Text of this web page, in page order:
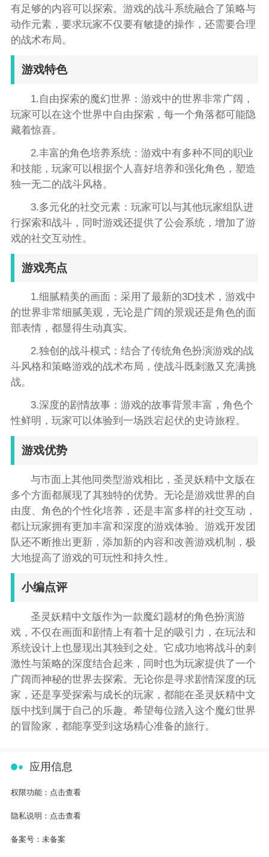
有足够的内容可以探索。游戏的战斗系统融合了策略与
动作元素，要求玩家不仅要有敏捷的操作，还需要合理
的战术布局。
游戏特色
1.自由探索的魔幻世界：游戏中的世界非常广阔，
玩家可以在这个世界中自由探索，每一个角落都可能隐
藏着惊喜。
2.丰富的角色培养系统：游戏中有多种不同的职业
和技能，玩家可以根据个人喜好培养和强化角色，塑造
独一无二的战斗风格。
3.多元化的社交元素：玩家可以与其他玩家组队进
行探索和战斗，同时游戏还提供了公会系统，增加了游
戏的社交互动性。
游戏亮点
1.细腻精美的画面：采用了最新的3D技术，游戏中
的世界非常细腻美观，无论是广阔的景观还是角色的面
部表情，都显得生动真实。
2.独创的战斗模式：结合了传统角色扮演游戏的战
斗风格和策略游戏的战术布局，使战斗既刺激又充满挑
战。
3.深度的剧情故事：游戏的故事背景丰富，角色个
性鲜明，玩家可以体验到一场跌宕起伏的史诗旅程。
游戏优势
与市面上其他同类型游戏相比，圣灵妖精中文版在
多个方面都展现了其独特的优势。无论是游戏世界的自
由度、角色的个性化培养，还是丰富多样的社交互动，
都让玩家拥有更加丰富和深度的游戏体验。游戏开发团
队还不断推出更新，添加新的内容和改善游戏机制，极
大地提高了游戏的可玩性和持久性。
小编点评
圣灵妖精中文版作为一款魔幻题材的角色扮演游
戏，不仅在画面和剧情上有着十足的吸引力，在玩法和
系统设计上也显现出其独到之处。它成功地将战斗的刺
激性与策略的深度结合起来，同时也为玩家提供了一个
广阔而神秘的世界去探索。无论你是寻求剧情深度的玩
家，还是享受探索与成长的玩家，都能在圣灵妖精中文
版中找到属于自己的乐趣。希望每位踏入这个魔幻世界
的冒险家，都能享受到这场精心准备的旅行。
应用信息
权限功能： 点击查看
隐私说明： 点击查看
备案号： 未备案